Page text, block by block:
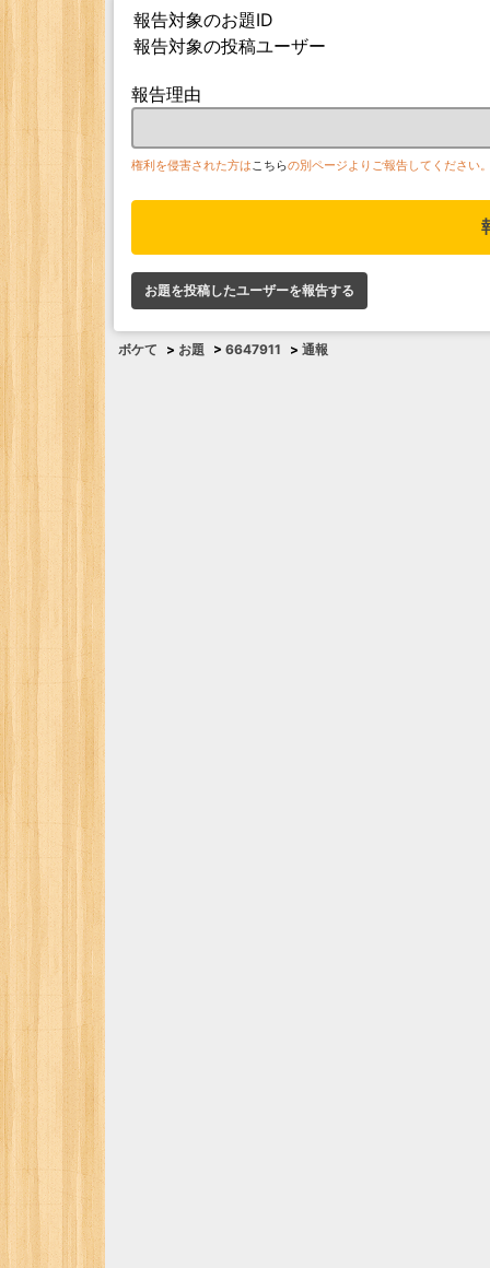
報告対象のお題ID
報告対象の投稿ユーザー
報告理由
権利を侵害された方はこちらの別ページよりご報告してください
お題を投稿したユーザーを報告する
ボケて > お題 > 6647911 > 通報